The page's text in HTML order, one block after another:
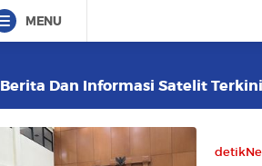
MENU
Berita Dan Informasi Satelit